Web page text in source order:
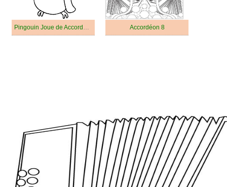
Pingouin Joue de Accordéon Accordéon 8